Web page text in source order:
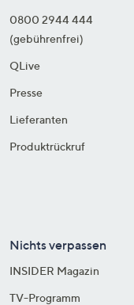
0800 2944 444
(gebührenfrei)
QLive
Presse
Lieferanten
Produktrückruf
Nichts verpassen
INSIDER Magazin
TV-Programm